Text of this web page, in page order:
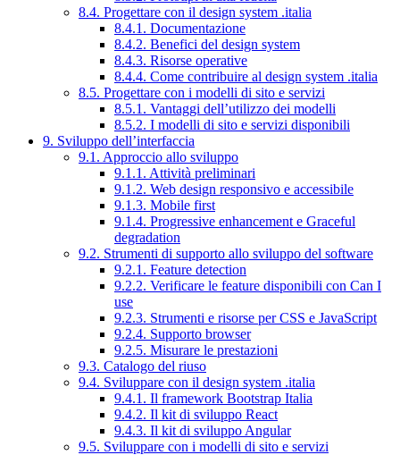
8.4. Progettare con il design system .italia
8.4.1. Documentazione
8.4.2. Benefici del design system
8.4.3. Risorse operative
8.4.4. Come contribuire al design system .italia
8.5. Progettare con i modelli di sito e servizi
8.5.1. Vantaggi dell’utilizzo dei modelli
8.5.2. I modelli di sito e servizi disponibili
9. Sviluppo dell’interfaccia
9.1. Approccio allo sviluppo
9.1.1. Attività preliminari
9.1.2. Web design responsivo e accessibile
9.1.3. Mobile first
9.1.4. Progressive enhancement e Graceful
degradation
9.2. Strumenti di supporto allo sviluppo del software
9.2.1. Feature detection
9.2.2. Verificare le feature disponibili con Can I
use
9.2.3. Strumenti e risorse per CSS e JavaScript
9.2.4. Supporto browser
9.2.5. Misurare le prestazioni
9.3. Catalogo del riuso
9.4. Sviluppare con il design system .italia
9.4.1. Il framework Bootstrap Italia
9.4.2. Il kit di sviluppo React
9.4.3. Il kit di sviluppo Angular
9.5. Sviluppare con i modelli di sito e servizi